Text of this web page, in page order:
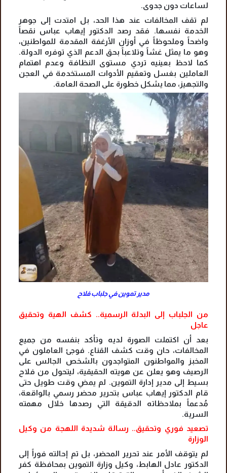
لساعات دون جدوى.
لم تقف المخالفات عند هذا الحد، بل امتدت إلى جوهر
الخدمة نفسها. فقد رصد الدكتور إيهاب عباس نقصاً
واضحاً وملحوظاً في أوزان الأرغفة المقدمة للمواطنين،
وهو ما يمثل غشاً وتلاعباً بحق الدعم الذي توفره الدولة.
كما لاحظ بعينيه تردي مستوى النظافة وعدم اهتمام
العاملين بغسل وتعقيم الأدوات المستخدمة في العجن
والتجهيز، مما يشكل خطورة على الصحة العامة.
مدير تموين في جلباب فلاح
من الجلباب إلى البدلة الرسمية.. كشف الهية وتحقيق
عاجل
بعد أن اكتملت الصورة لديه وتأكد بنفسه من جميع
المخالفات، حان وقت كشف القناع. فوجئ العاملون في
المخبز والمواطنون المتواجدون بالشخص الجالس على
الرصيف وهو يعلن عن هويته الحقيقية، ليتحول من فلاح
بسيط إلى مدير إدارة التموين. لم يمضِ وقت طويل حتى
قام الدكتور إيهاب عباس بتحرير محضر رسمي بالواقعة،
مُدعماً بملاحظاته الدقيقة التي رصدها خلال مهمته
السرية.
تصعيد فوري وتحقيق.. رسالة شديدة اللهجة من وكيل
الوزارة
لم يتوقف الأمر عند تحرير المحضر، بل تم إحالته فوراً إلى
الدكتور عادل الهابط، وكيل وزارة التموين بمحافظة كفر